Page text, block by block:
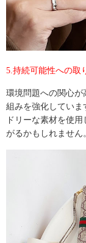
5.持続可能性への取
環境問題への関心が
組みを強化していま
ドリーな素材を使
がるかもしれません